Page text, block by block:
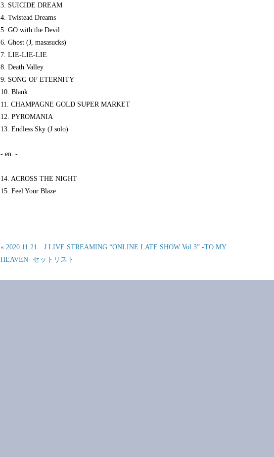
3. SUICIDE DREAM
4. Twistead Dreams
5. GO with the Devil
6. Ghost (J, masasucks)
7. LIE-LIE-LIE
8. Death Valley
9. SONG OF ETERNITY
10. Blank
11. CHAMPAGNE GOLD SUPER MARKET
12. PYROMANIA
13. Endless Sky (J solo)
- en. -
14. ACROSS THE NIGHT
15. Feel Your Blaze
« 2020.11.21 J LIVE STREAMING “ONLINE LATE SHOW Vol.3” -TO MY
HEAVEN- セットリスト